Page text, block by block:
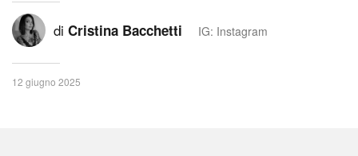
di Cristina Bacchetti IG: Instagram
12 giugno 2025